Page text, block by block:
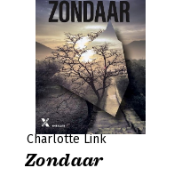
Charlotte Link
Zondaar